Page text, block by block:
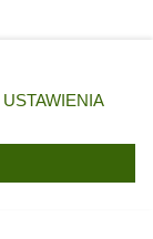
prywatności
Niektóre
takiemu
tylko
USTAWIENIA